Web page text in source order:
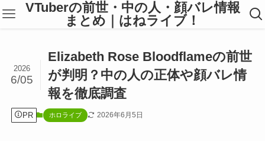
VTuberの前世・中の人・顔バレ情報
まとめ｜はねライブ！
Elizabeth Rose Bloodflameの前世
が判明？中の人の正体や顔バレ情
報を徹底調査
2026
6/05
PR ホロライブ 2026年6月5日